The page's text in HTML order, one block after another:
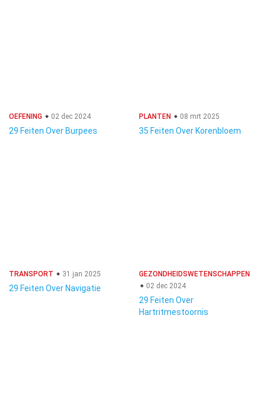
OEFENING 02 dec 2024
29 Feiten Over Burpees
PLANTEN 08 mrt 2025
35 Feiten Over Korenbloem
TRANSPORT 31 jan 2025
29 Feiten Over Navigatie
GEZONDHEIDSWETENSCHAPPEN
02 dec 2024
29 Feiten Over
Hartritmestoornis